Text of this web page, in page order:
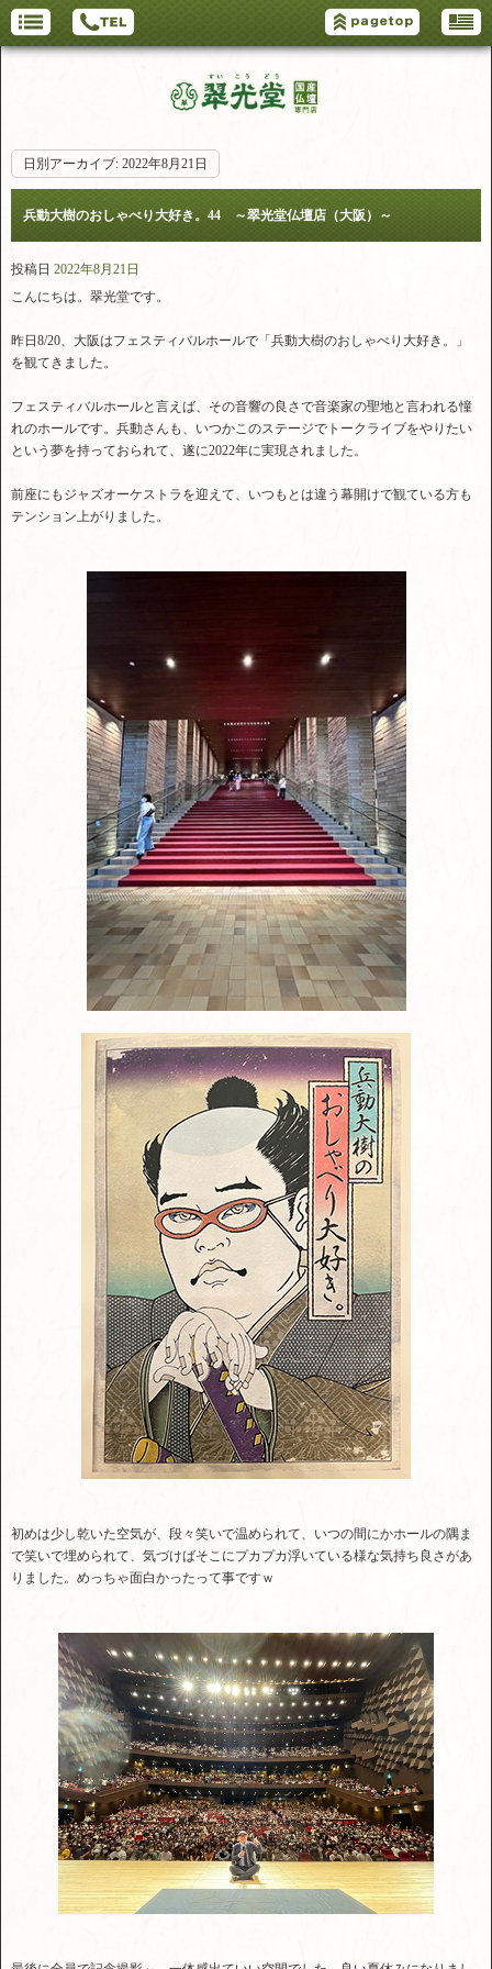
日別アーカイブ: 2022年8月21日
兵動大樹のおしゃべり大好き。44 ～翠光堂仏壇店（大阪）～
投稿日 2022年8月21日
こんにちは。翠光堂です。
昨日8/20、大阪はフェスティバルホールで「兵動大樹のおしゃべり大好き。」
を観てきました。
フェスティバルホールと言えば、その音響の良さで音楽家の聖地と言われる憧
れのホールです。兵動さんも、いつかこのステージでトークライブをやりたい
という夢を持っておられて、遂に2022年に実現されました。
前座にもジャズオーケストラを迎えて、いつもとは違う幕開けで観ている方も
テンション上がりました。
初めは少し乾いた空気が、段々笑いで温められて、いつの間にかホールの隅ま
で笑いで埋められて、気づけばそこにプカプカ浮いている様な気持ち良さがあ
りました。めっちゃ面白かったって事ですｗ